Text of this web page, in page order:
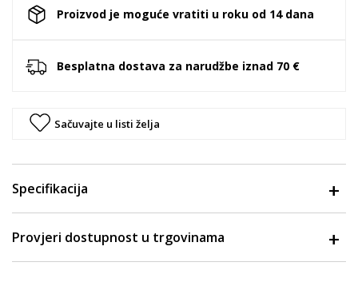
Proizvod je moguće vratiti u roku od 14 dana
Besplatna dostava za narudžbe iznad 70 €
Sačuvajte u listi želja
Specifikacija
Provjeri dostupnost u trgovinama